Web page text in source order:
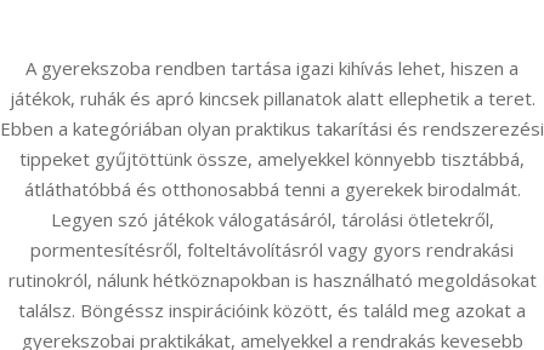
A gyerekszoba rendben tartása igazi kihívás lehet, hiszen a
játékok, ruhák és apró kincsek pillanatok alatt ellephetik a teret.
Ebben a kategóriában olyan praktikus takarítási és rendszerezési
tippeket gyűjtöttünk össze, amelyekkel könnyebb tisztábbá,
átláthatóbbá és otthonosabbá tenni a gyerekek birodalmát.
Legyen szó játékok válogatásáról, tárolási ötletekről,
pormentesítésről, folteltávolításról vagy gyors rendrakási
rutinokról, nálunk hétköznapokban is használható megoldásokat
találsz. Böngéssz inspirációink között, és találd meg azokat a
gyerekszobai praktikákat, amelyekkel a rendrakás kevesebb